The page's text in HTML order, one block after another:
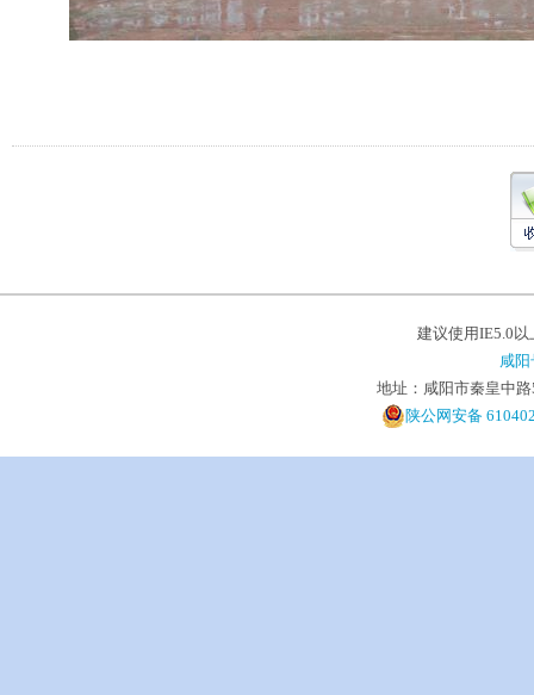
建议使用IE5.0
咸
地址：咸阳市秦皇中
陕公网安备